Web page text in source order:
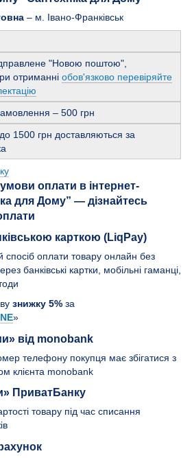
– м. Івано-Франківськ
"Новою поштою",
отриманні обов'язково перевіряйте
– 500 грн
1500 грн доставляються за
карткою (LiqPay)
спосіб оплати товару онлайн без
банківські картки, мобільні гаманці,
знижку 5% за
»
від monobank
телефону покупця має збігатися з
клієнта monobank
ПриватБанку
товару під час списання